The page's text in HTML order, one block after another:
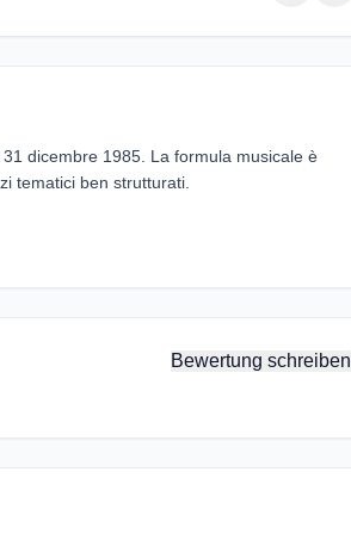
dicembre 1985. La formula musicale è
tematici ben strutturati.
Bewertung schreiben